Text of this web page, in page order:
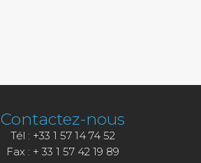
Contactez-nous
Tél : +33 1 57 14 74 52
Fax : + 33 1 57 42 19 89